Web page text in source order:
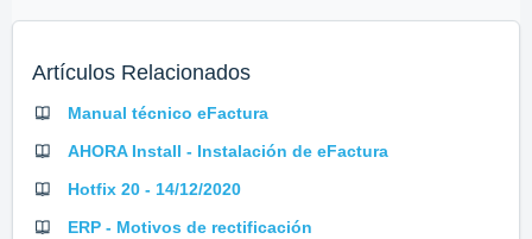
Artículos Relacionados
Manual técnico eFactura
AHORA Install - Instalación de eFactura
Hotfix 20 - 14/12/2020
ERP - Motivos de rectificación